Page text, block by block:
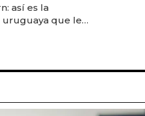
apertura
así es la
que le